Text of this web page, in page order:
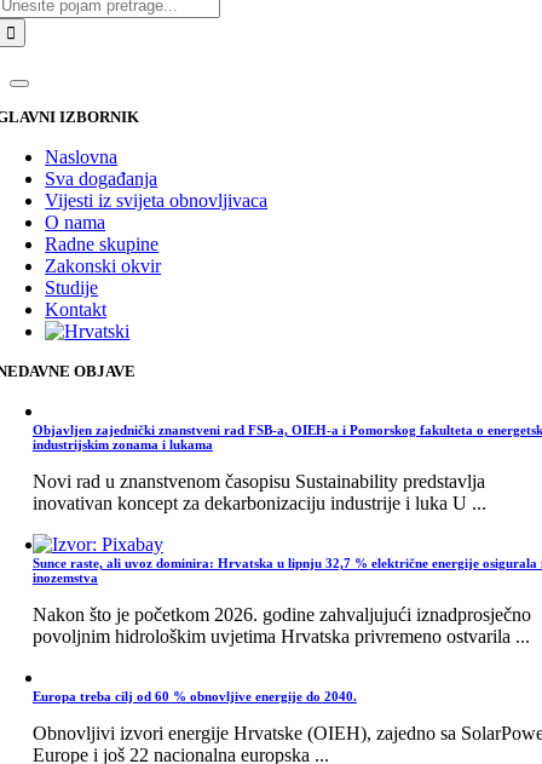
IZBORNIK
Naslovna
Sva događanja
Vijesti iz svijeta obnovljivaca
O nama
Radne skupine
Zakonski okvir
Studije
Kontakt
OBJAVE
Objavljen zajednički znanstveni rad FSB-a, OIEH-a i Pomorskog fakulteta o
industrijskim zonama i lukama
Novi rad u znanstvenom časopisu Sustainability predstavlja
inovativan koncept za dekarbonizaciju industrije i luka U ...
Sunce raste, ali uvoz dominira: Hrvatska u lipnju 32,7 % električne energije osigurala
inozemstva
Nakon što je početkom 2026. godine zahvaljujući iznadprosječno
povoljnim hidrološkim uvjetima Hrvatska privremeno ostvarila ...
Europa treba cilj od 60 % obnovljive energije do 2040.
Obnovljivi izvori energije Hrvatske (OIEH), zajedno sa
Europe i još 22 nacionalna europska ...